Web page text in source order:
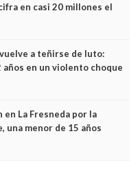
en casi 20 millones el
que no cabían por los
a teñirse de luto:
años en un violento choque
en La Fresneda por la
una menor de 15 años